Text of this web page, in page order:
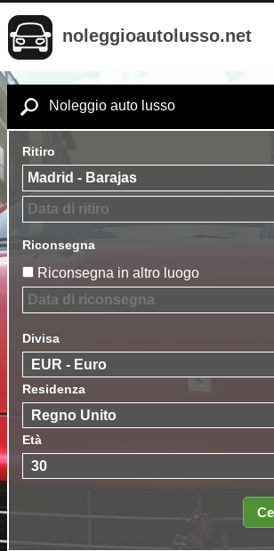
noleggioautolusso.net
Noleggio auto lusso
Ritiro
Riconsegna
Riconsegna in altro luogo
Divisa
Residenza
Età